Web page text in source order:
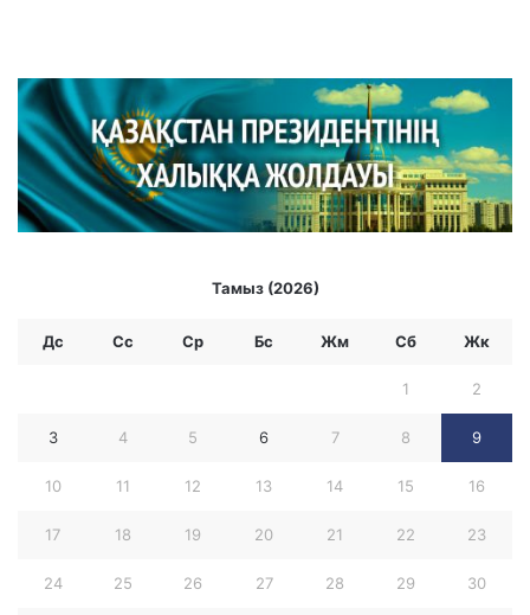
Тамыз (2026)
Дс Сс Ср Бc Жм Сб Жк
1 2
3 4 5 6 7 8 9
10 11 12 13 14 15 16
17 18 19 20 21 22 23
24 25 26 27 28 29 30